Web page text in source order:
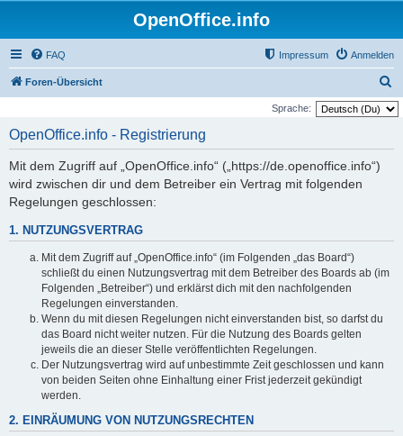
OpenOffice.info
FAQ Anmelden
Impressum
Foren-Übersicht
u
Sprache:
OpenOffice.info - Registrierung
Mit dem Zugriff auf „OpenOffice.info“ („https://de.openoffice.info“)
wird zwischen dir und dem Betreiber ein Vertrag mit folgenden
Regelungen geschlossen:
1. NUTZUNGSVERTRAG
Mit dem Zugriff auf „OpenOffice.info“ (im Folgenden „das Board“)
schließt du einen Nutzungsvertrag mit dem Betreiber des Boards ab (im
Folgenden „Betreiber“) und erklärst dich mit den nachfolgenden
Regelungen einverstanden.
Wenn du mit diesen Regelungen nicht einverstanden bist, so darfst du
das Board nicht weiter nutzen. Für die Nutzung des Boards gelten
jeweils die an dieser Stelle veröffentlichten Regelungen.
Der Nutzungsvertrag wird auf unbestimmte Zeit geschlossen und kann
von beiden Seiten ohne Einhaltung einer Frist jederzeit gekündigt
werden.
2. EINRÄUMUNG VON NUTZUNGSRECHTEN